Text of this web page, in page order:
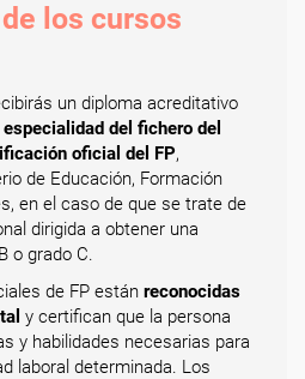
los cursos
un diploma acreditativo
especialidad del fichero del
oficial del FP,
de Educación, Formación
en el caso de que se trate de
dirigida a obtener una
o grado C.
de FP están reconocidas
y certifican que la persona
y habilidades necesarias para
laboral determinada. Los